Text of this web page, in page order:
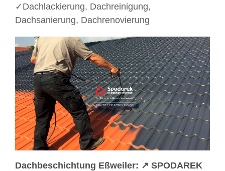
✓Dachlackierung, Dachreinigung,
Dachsanierung, Dachrenovierung
Dachbeschichtung Eßweiler: ↗️ SPODAREK